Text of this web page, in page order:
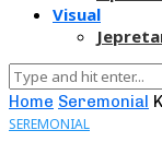
Visual
Home Seremonial
SEREMONIAL